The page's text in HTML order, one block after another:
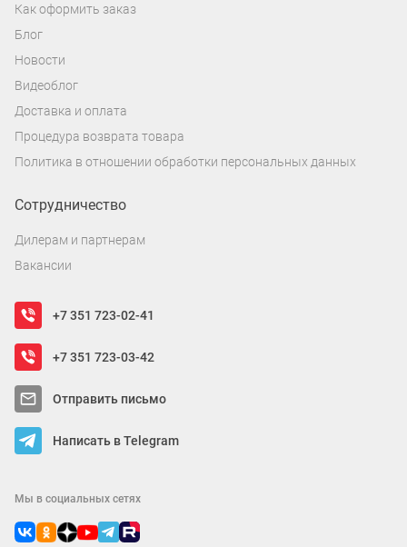
Как оформить заказ
Блог
Новости
Видеоблог
Доставка и оплата
Процедура возврата товара
Политика в отношении обработки персональных данных
Сотрудничество
Дилерам и партнерам
Вакансии
+7 351 723-02-41
+7 351 723-03-42
Отправить письмо
Написать в Telegram
Мы в социальных сетях